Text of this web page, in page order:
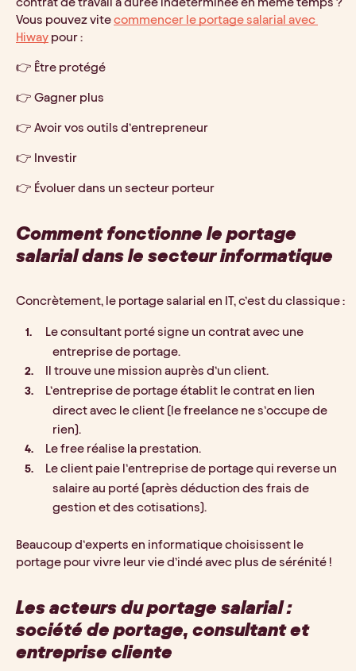
Vous pouvez vite commencer le portage salarial avec
Hiway pour :
👉 Être protégé
👉 Gagner plus
👉 Avoir vos outils d’entrepreneur
👉 Investir
👉 Évoluer dans un secteur porteur
Comment fonctionne le portage
salarial dans le secteur informatique
Concrètement, le portage salarial en IT, c’est du classique :
Le consultant porté signe un contrat avec une
entreprise de portage.
Il trouve une mission auprès d’un client.
L’entreprise de portage établit le contrat en lien
direct avec le client (le freelance ne s’occupe de
rien).
Le free réalise la prestation.
Le client paie l’entreprise de portage qui reverse un
salaire au porté (après déduction des frais de
gestion et des cotisations).
Beaucoup d’experts en informatique choisissent le
portage pour vivre leur vie d’indé avec plus de sérénité !
Les acteurs du portage salarial :
société de portage, consultant et
entreprise cliente